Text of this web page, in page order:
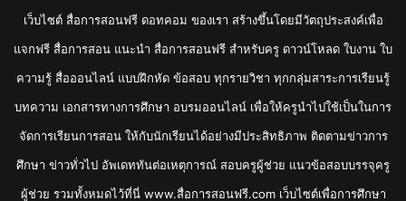
เว็บไซต์ สื่อการสอนฟรี ดอทคอม ของเรา สร้างขึ้นโดยมีวัตถุประสงค์เพื่อ
แจกฟรี สื่อการสอน แนะนำ สื่อการสอนฟรี สำหรับครู ดาวน์โหลด ใบงาน ใบ
ความรู้ สื่อออนไลน์ แบบฝึกหัด ข้อสอบ ทุกรายวิชา ทุกกลุ่มสาระการเรียนรู้
บทความ เอกสารทางการศึกษา อบรมออนไลน์ เพื่อให้ครูนำไปใช้เป็นในการ
จัดการเรียนการสอน ให้กับนักเรียนได้อย่างมีประสิทธิภาพ ติดตามข่าวการ
ศึกษา ข่าวทั่วไป อัพเดททันต่อเหตุการณ์ สอบครูผู้ช่วย แนวข้อสอบบรรจุครู
ผู้ช่วย รวมทั้งหมดไว้ที่นี่ www.สื่อการสอนฟรี.com เว็บไซต์เพื่อการศึกษา